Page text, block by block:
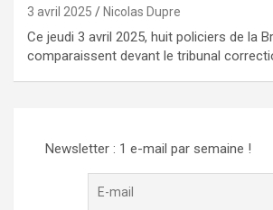
3 avril 2025 Nicolas Dupre
Ce jeudi 3 avril 2025, huit policiers de la
comparaissent devant le tribunal
Newsletter : 1 e-mail par semaine !